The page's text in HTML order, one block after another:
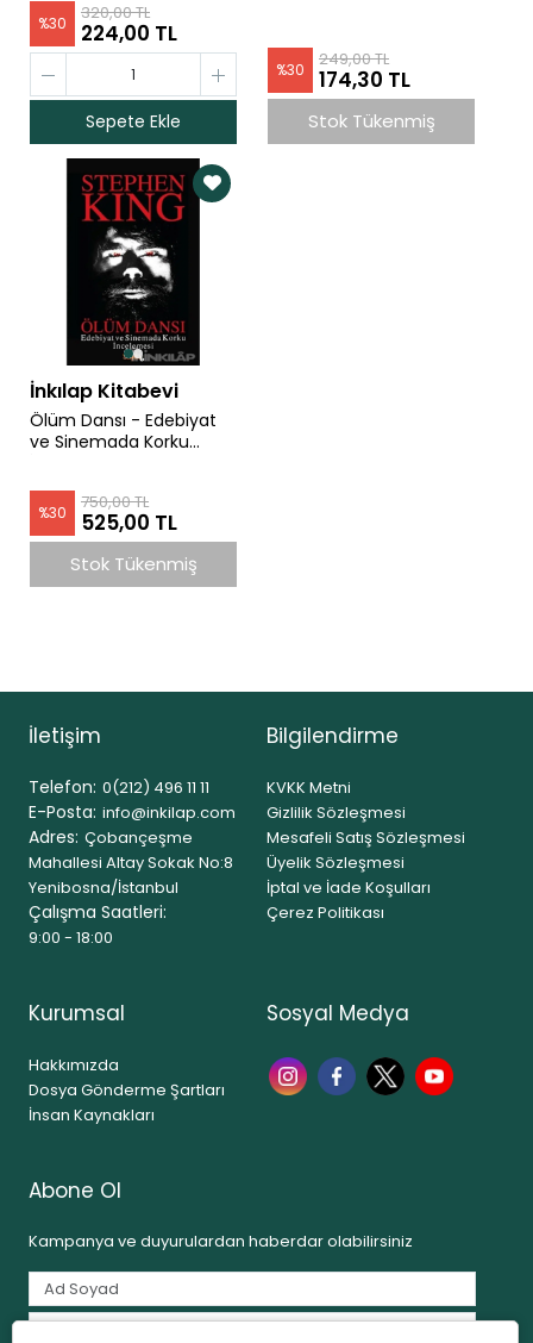
%30 320,00 TL
224,00 TL
Sepete Ekle
%30 249,00 TL
174,30 TL
Stok Tükenmiş
İnkılap Kitabevi
Ölüm Dansı - Edebiyat
ve Sinemada Korku
King
%30 750,00 TL
525,00 TL
Stok Tükenmiş
İletişim
Telefon: 0(212) 496 11 11
E-Posta: info@inkilap.com
Adres: Çobançeşme
Mahallesi Altay Sokak No:8
Yenibosna/İstanbul
Çalışma Saatleri:
9:00 - 18:00
Bilgilendirme
KVKK Metni
Gizlilik Sözleşmesi
Mesafeli Satış Sözleşmesi
Üyelik Sözleşmesi
İptal ve İade Koşulları
Çerez Politikası
Kurumsal
Hakkımızda
Dosya Gönderme Şartları
İnsan Kaynakları
Sosyal Medya
Abone Ol
Kampanya ve duyurulardan haberdar olabilirsiniz